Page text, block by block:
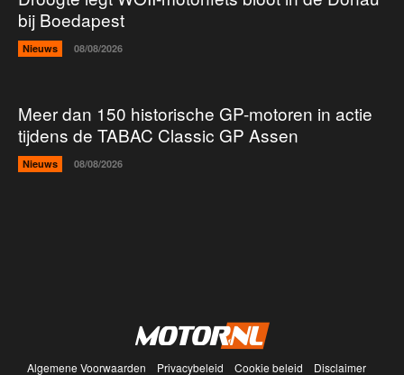
bij Boedapest
Nieuws 08/08/2026
Meer dan 150 historische GP-motoren in actie
tijdens de TABAC Classic GP Assen
Nieuws 08/08/2026
Algemene Voorwaarden Privacybeleid Cookie beleid Disclaimer